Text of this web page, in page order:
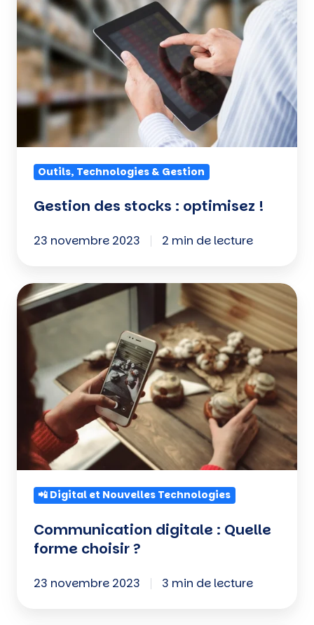
stocks
:
optimisez
Outils, Technologies & Gestion
Gestion des stocks : optimisez !
23 novembre 2023 2 min de lecture
Communication
digitale
Quelle
forme
choisir
📲 Digital et Nouvelles Technologies
Communication digitale : Quelle
forme choisir ?
23 novembre 2023 3 min de lecture